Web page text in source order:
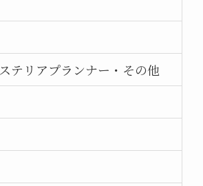
テリアプランナー・その他